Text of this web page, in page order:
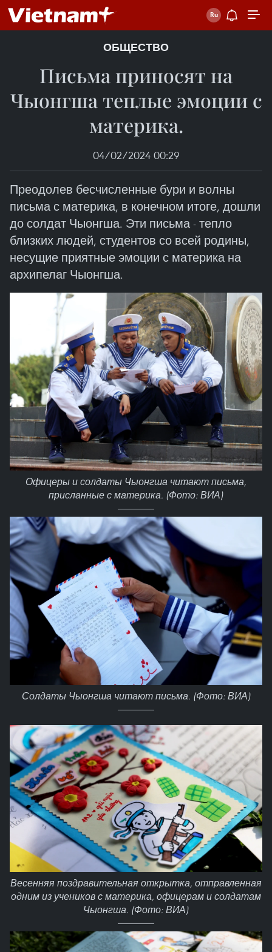
ОБЩЕСТВО
Письма приносят на
Чыонгша теплые эмоции с
материка.
04/02/2024 00:29
Преодолев бесчисленные бури и волны
письма с материка, в конечном итоге, дошли
до солдат Чыонгша. Эти письма - тепло
близких людей, студентов со всей родины,
несущие приятные эмоции с материка на
архипелаг Чыонгша.
Офицеры и солдаты Чыонгша читают письма,
присланные с материка. (Фото: ВИА)
Солдаты Чыонгша читают письма. (Фото: ВИА)
Весенняя поздравительная открытка, отправленная
одним из учеников с материка, офицерам и солдатам
Чыонгша. (Фото: ВИА)